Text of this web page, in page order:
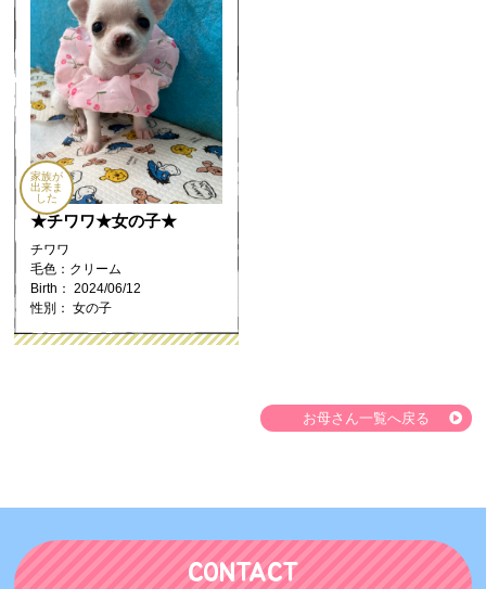
家族が
出来ま
した
★チワワ★女の子★
チワワ
毛色：クリーム
Birth： 2024/06/12
性別： 女の子
お母さん一覧へ戻る
CONTACT